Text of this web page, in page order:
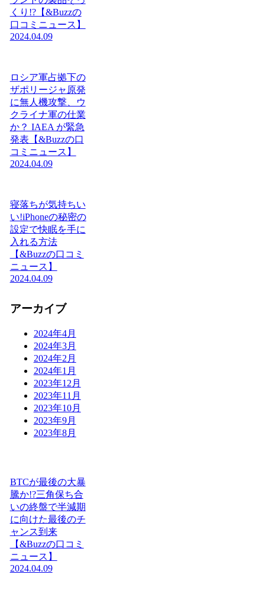
くり!?【&Buzzの
口コミニュース】
2024.04.09
ロシア軍占拠下の
ザポリージャ原発
に無人機攻撃、ウ
クライナ軍の仕業
か？ IAEA が緊急
発表【&Buzzの口
コミニュース】
2024.04.09
寝落ちが気持ちい
い!iPhoneの秘密の
設定で快眠を手に
入れる方法
【&Buzzの口コミ
ニュース】
2024.04.09
アーカイブ
2024年4月
2024年3月
2024年2月
2024年1月
2023年12月
2023年11月
2023年10月
2023年9月
2023年8月
BTCが最後の大暴
騰か!?三角保ち合
いの終盤で半減期
に向けた最後のチ
ャンス到来
【&Buzzの口コミ
ニュース】
2024.04.09